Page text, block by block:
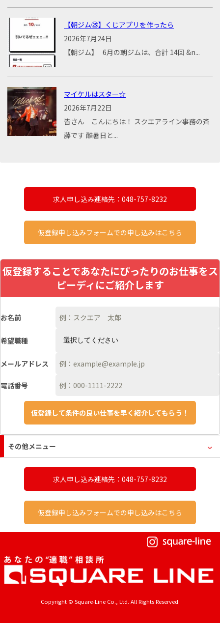
【朝ジム㉕】くじアプリを作ったら
2026年7月24日
【朝ジム】 6月の朝ジムは、合計 14回 &n...
マイケルはスター☆
2026年7月22日
皆さん こんにちは！ スクエアライン事務の斉
藤です 酷暑日と...
求人申し込み連絡先：048-757-8232
仮登録申し込みフォームでの申し込みはこちら
仮登録することであなたにぴったりのお仕事をス
ピーディにご紹介します
お名前
希望職種
メールアドレス
電話番号
その他メニュー
求人申し込み連絡先：048-757-8232
仮登録申し込みフォームでの申し込みはこちら
Copyright © Square-Line Co., Ltd. All Rights Reserved.